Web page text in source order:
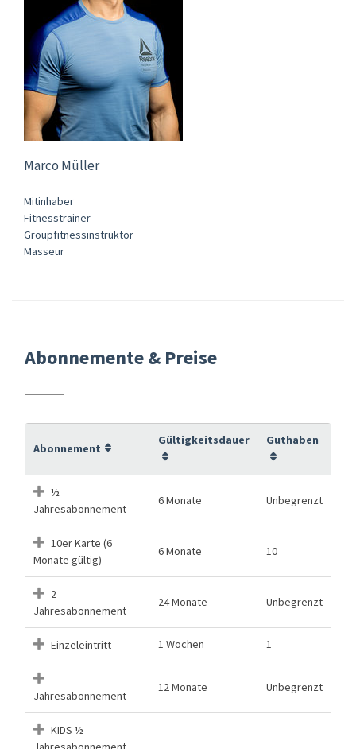
Marco Müller
Mitinhaber
Fitnesstrainer
Groupfitnessinstruktor
Masseur
Abonnemente & Preise
Abonnement
Gültigkeitsdauer Guthaben
½
Jahresabonnement
6 Monate Unbegrenzt
10er Karte (6
Monate gültig)
6 Monate 10
2
Jahresabonnement
24 Monate Unbegrenzt
Einzeleintritt 1 Wochen 1
Jahresabonnement
12 Monate Unbegrenzt
KIDS ½